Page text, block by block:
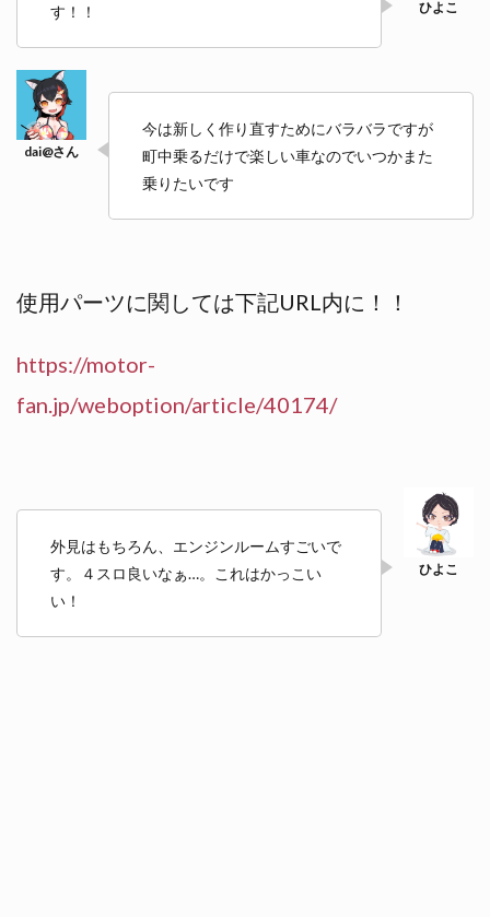
す！！
今は新しく作り直すためにバラバラですが
町中乗るだけで楽しい車なのでいつかまた
乗りたいです
使用パーツに関しては下記URL内に！！
https://motor-
fan.jp/weboption/article/40174/
外見はもちろん、エンジンルームすごいで
す。４スロ良いなぁ…。これはかっこい
い！